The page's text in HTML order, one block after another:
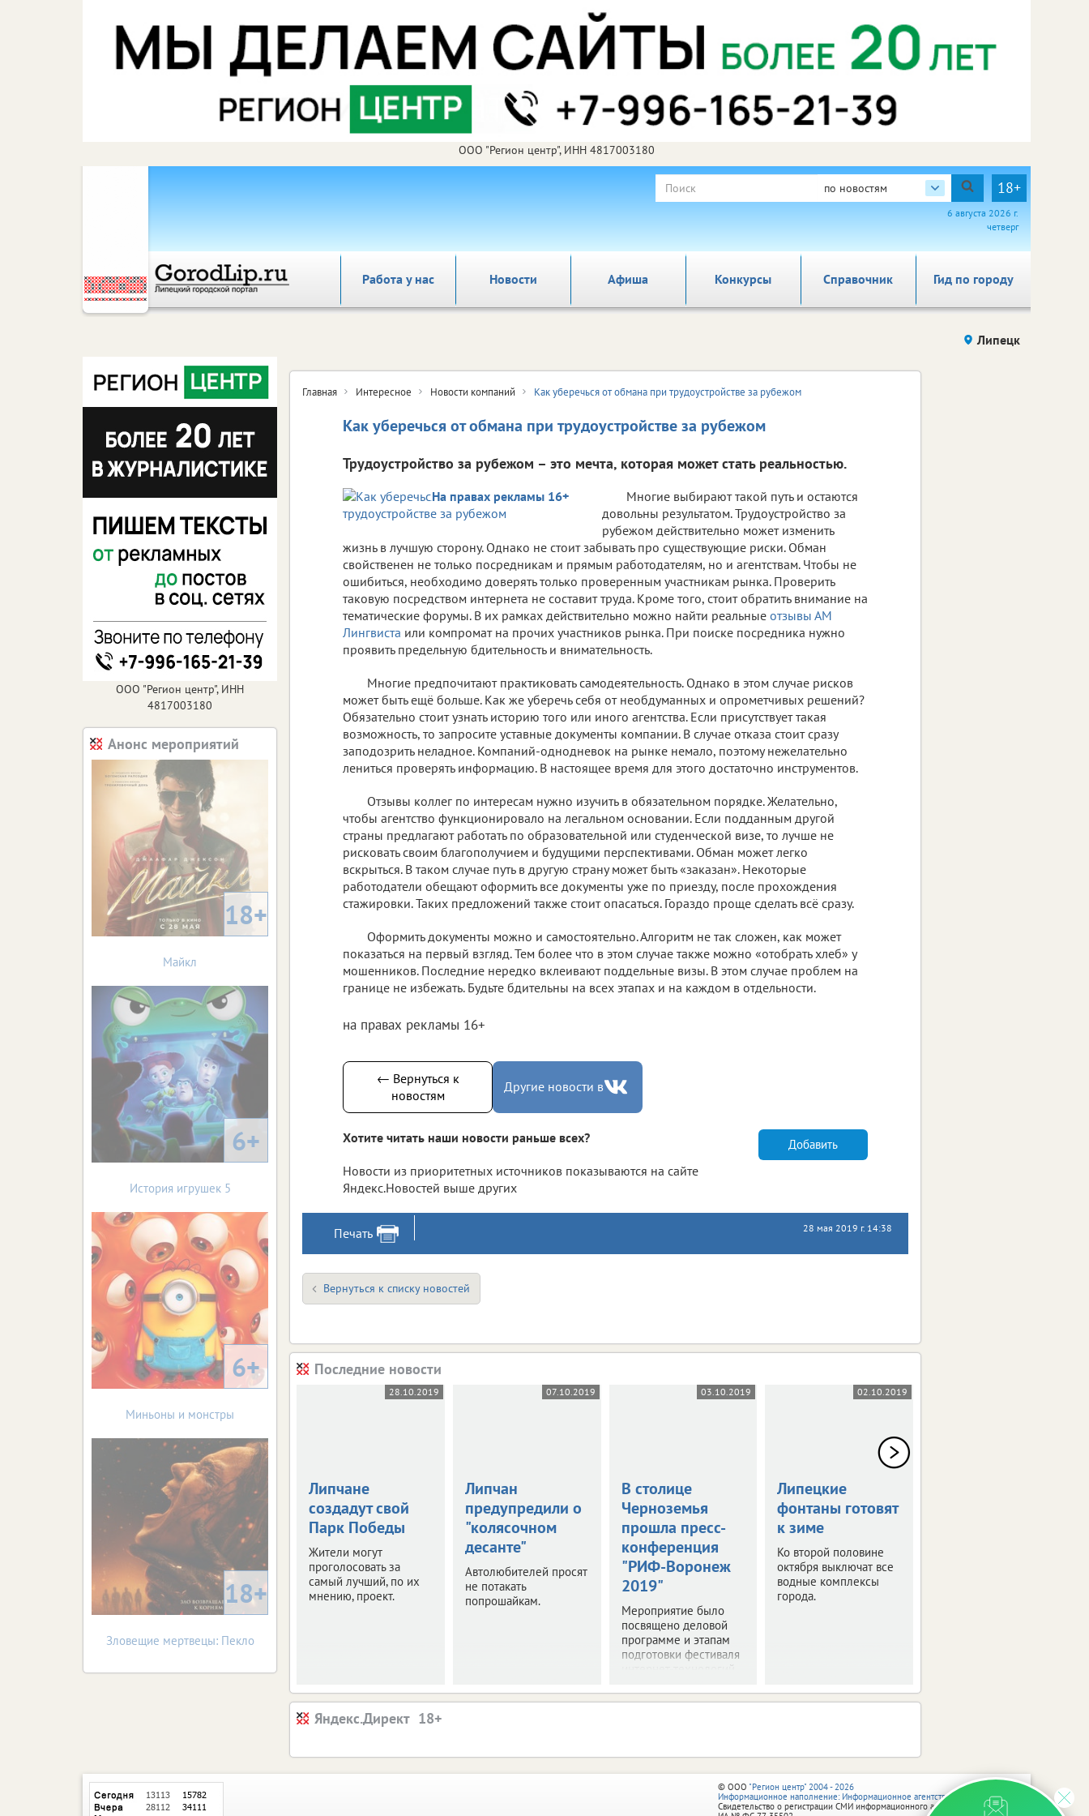
ООО "Регион центр", ИНН 4817003180
по новостям 18+
6 августа 2026 г.
четверг
Работа у нас Новости Афиша Справочник Гид по городу
Конкурсы
Липецк
Главная Интересное Новости компаний Как уберечься от обмана при трудоустройстве за рубежом
Как уберечься от обмана при трудоустройстве за рубежом
Трудоустройство за рубежом – это мечта, которая может стать реальностью.
На правах рекламы 16+
Многие выбирают такой путь и остаются
довольны результатом. Трудоустройство за
рубежом действительно может изменить
жизнь в лучшую сторону. Однако не стоит забывать про существующие риски. Обман
свойственен не только посредникам и прямым работодателям, но и агентствам. Чтобы не
ошибиться, необходимо доверять только проверенным участникам рынка. Проверить
таковую посредством интернета не составит труда. Кроме того, стоит обратить внимание на
тематические форумы. В их рамках действительно можно найти реальные отзывы АМ
Лингвиста или компромат на прочих участников рынка. При поиске посредника нужно
проявить предельную бдительность и внимательность.
Многие предпочитают практиковать самодеятельность. Однако в этом случае рисков
может быть ещё больше. Как же уберечь себя от необдуманных и опрометчивых решений?
Обязательно стоит узнать историю того или иного агентства. Если присутствует такая
возможность, то запросите уставные документы компании. В случае отказа стоит сразу
заподозрить неладное. Компаний-однодневок на рынке немало, поэтому нежелательно
лениться проверять информацию. В настоящее время для этого достаточно инструментов.
Отзывы коллег по интересам нужно изучить в обязательном порядке. Желательно,
чтобы агентство функционировало на легальном основании. Если подданным другой
страны предлагают работать по образовательной или студенческой визе, то лучше не
рисковать своим благополучием и будущими перспективами. Обман может легко
вскрыться. В таком случае путь в другую страну может быть «заказан». Некоторые
работодатели обещают оформить все документы уже по приезду, после прохождения
стажировки. Таких предложений также стоит опасаться. Гораздо проще сделать всё сразу.
Оформить документы можно и самостоятельно. Алгоритм не так сложен, как может
показаться на первый взгляд. Тем более что в этом случае также можно «отобрать хлеб» у
мошенников. Последние нередко вклеивают поддельные визы. В этом случае проблем на
границе не избежать. Будьте бдительны на всех этапах и на каждом в отдельности.
на правах рекламы 16+
← Вернуться к
новостям
Другие новости в
Хотите читать наши новости раньше всех?
Новости из приоритетных источников показываются на сайте
Яндекс.Новостей выше других
Добавить
Печать 28 мая 2019 г. 14:38
Вернуться к списку новостей
Последние новости
28.10.2019
Липчане
создадут свой
Парк Победы
Жители могут
проголосовать за
самый лучший, по их
мнению, проект.
07.10.2019
Липчан
предупредили о
"колясочном
десанте"
Автолюбителей просят
не потакать
попрошайкам.
03.10.2019
В столице
Черноземья
прошла пресс-
конференция
"РИФ-Воронеж
2019"
Мероприятие было
посвящено деловой
программе и этапам
подготовки фестиваля
интернет-технологий.
02.10.2019
Липецкие
фонтаны готовят
к зиме
Ко второй половине
октября выключат все
водные комплексы
города.
Яндекс.Директ
ООО "Регион центр", ИНН
4817003180
Анонс мероприятий
18+
Майкл
6+
История игрушек 5
6+
Миньоны и монстры
18+
Зловещие мертвецы: Пекло
© ООО "Регион центр" 2004 - 2026
Информационное наполнение: Информационное агентство vRossii.ru
Свидетельство о регистрации СМИ информационного агентства vRossii.ru